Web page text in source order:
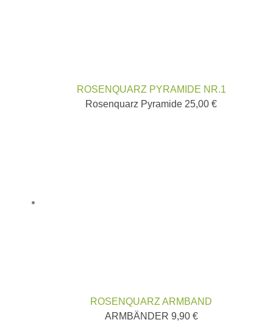
ROSENQUARZ PYRAMIDE NR.1
Rosenquarz Pyramide 25,00 €
ROSENQUARZ ARMBAND
ARMBÄNDER 9,90 €